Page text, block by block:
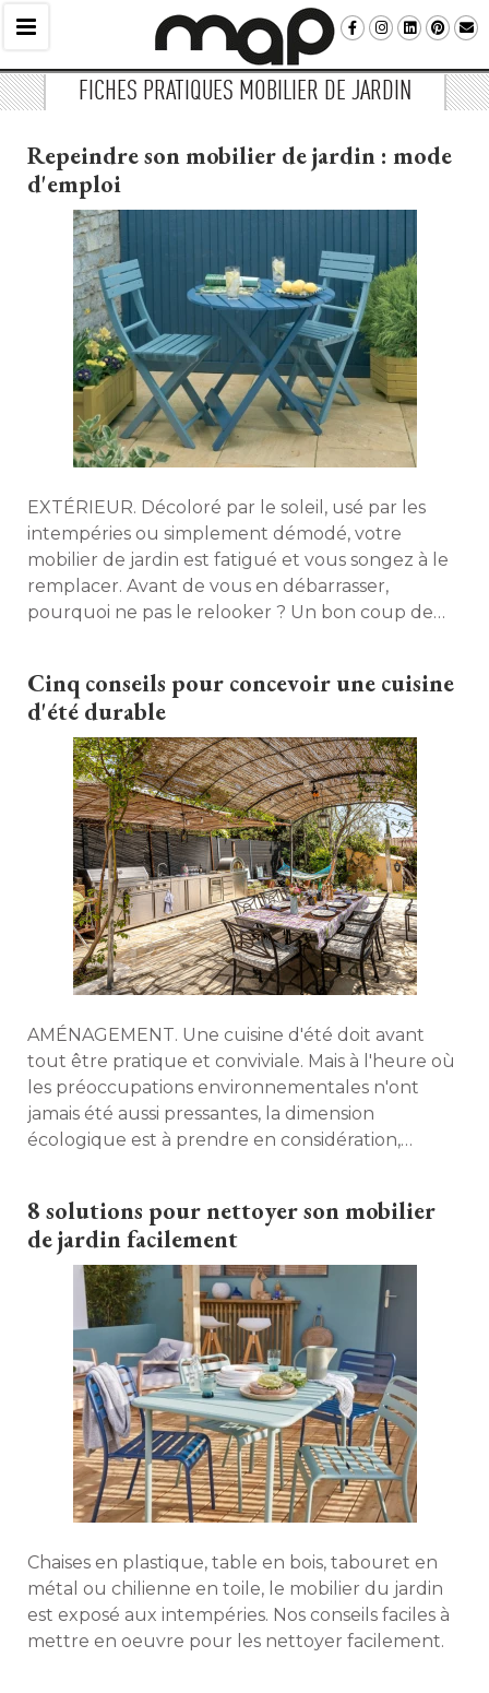
FICHES PRATIQUES MOBILIER DE JARDIN
Repeindre son mobilier de jardin : mode
d'emploi
EXTÉRIEUR. Décoloré par le soleil, usé par les
intempéries ou simplement démodé, votre
mobilier de jardin est fatigué et vous songez à le
remplacer. Avant de vous en débarrasser,
pourquoi ne pas le relooker ? Un bon coup de
de jardin en quelques coups de pinceau!
Cinq conseils pour concevoir une cuisine
d'été durable
AMÉNAGEMENT. Une cuisine d'été doit avant
tout être pratique et conviviale. Mais à l'heure où
les préoccupations environnementales n'ont
jamais été aussi pressantes, la dimension
écologique est à prendre en considération,
conseils pour concevoir un espace à la fois
fonctionnel, agréable et durable.
8 solutions pour nettoyer son mobilier
de jardin facilement
Chaises en plastique, table en bois, tabouret en
métal ou chilienne en toile, le mobilier du jardin
est exposé aux intempéries. Nos conseils faciles à
mettre en oeuvre pour les nettoyer facilement.